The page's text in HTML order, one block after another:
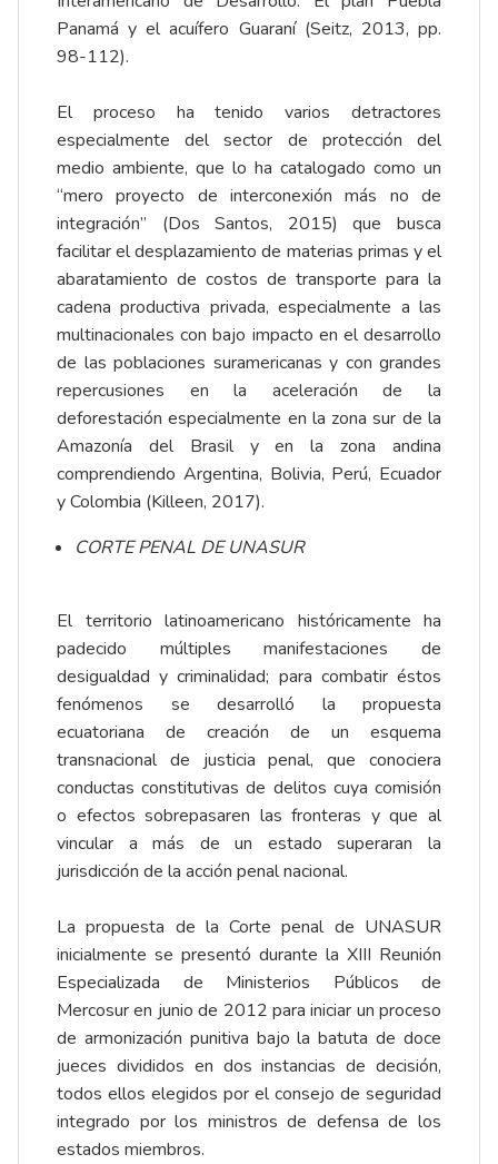
Panamá y el acuífero Guaraní (Seitz, 2013, pp.
98-112).
El proceso ha tenido varios detractores
especialmente del sector de protección del
medio ambiente, que lo ha catalogado como un
“mero proyecto de interconexión más no de
integración” (Dos Santos, 2015) que busca
facilitar el desplazamiento de materias primas y el
abaratamiento de costos de transporte para la
cadena productiva privada, especialmente a las
multinacionales con bajo impacto en el desarrollo
de las poblaciones suramericanas y con grandes
repercusiones en la aceleración de la
deforestación especialmente en la zona sur de la
Amazonía del Brasil y en la zona andina
comprendiendo Argentina, Bolivia, Perú, Ecuador
y Colombia (Killeen, 2017).
CORTE PENAL DE UNASUR
El territorio latinoamericano históricamente ha
padecido múltiples manifestaciones de
desigualdad y criminalidad; para combatir éstos
fenómenos se desarrolló la propuesta
ecuatoriana de creación de un esquema
transnacional de justicia penal, que conociera
conductas constitutivas de delitos cuya comisión
o efectos sobrepasaren las fronteras y que al
vincular a más de un estado superaran la
jurisdicción de la acción penal nacional.
La propuesta de la Corte penal de UNASUR
inicialmente se presentó durante la XIII Reunión
Especializada de Ministerios Públicos de
Mercosur en junio de 2012 para iniciar un proceso
de armonización punitiva bajo la batuta de doce
jueces divididos en dos instancias de decisión,
todos ellos elegidos por el consejo de seguridad
integrado por los ministros de defensa de los
estados miembros.